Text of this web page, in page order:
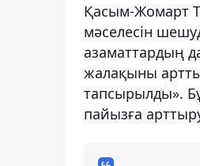
Қасым-Жомарт
мәселесін
азаматтардың
жалақыны
тапсырылды».
пайызға